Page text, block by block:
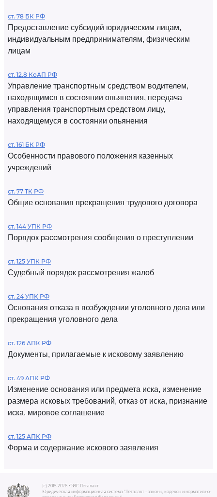
ст. 78 БК РФ
Предоставление субсидий юридическим лицам,
индивидуальным предпринимателям, физическим
лицам
ст. 12.8 КоАП РФ
Управление транспортным средством водителем,
находящимся в состоянии опьянения, передача
управления транспортным средством лицу,
находящемуся в состоянии опьянения
ст. 161 БК РФ
Особенности правового положения казенных
учреждений
ст. 77 ТК РФ
Общие основания прекращения трудового договора
ст. 144 УПК РФ
Порядок рассмотрения сообщения о преступлении
ст. 125 УПК РФ
Судебный порядок рассмотрения жалоб
ст. 24 УПК РФ
Основания отказа в возбуждении уголовного дела или
прекращения уголовного дела
ст. 126 АПК РФ
Документы, прилагаемые к исковому заявлению
ст. 49 АПК РФ
Изменение основания или предмета иска, изменение
размера исковых требований, отказ от иска, признание
иска, мировое соглашение
ст. 125 АПК РФ
Форма и содержание искового заявления
(c) 2015-2026 ЮИС Легалакт
Юридическая информационная система "Легалакт - законы, кодексы и нормативно-